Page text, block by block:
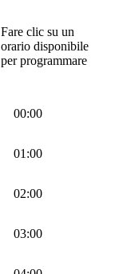
Fare clic su un
orario disponibile
per programmare
00:00
01:00
02:00
03:00